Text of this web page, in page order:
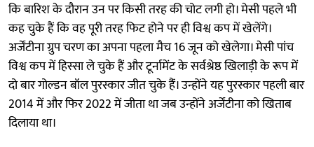
कि बारिश के दौरान उन पर किसी तरह की चोट लगी हो। मेसी पहले भी
कह चुके हैं कि वह पूरी तरह फिट होने पर ही विश्व कप में खेलेंगे।
अर्जेंटीना ग्रुप चरण का अपना पहला मैच 16 जून को खेलेगा। मेसी पांच
विश्व कप में हिस्सा ले चुके हैं और टूर्नामेंट के सर्वश्रेष्ठ खिलाड़ी के रूप में
दो बार गोल्डन बॉल पुरस्कार जीत चुके हैंं। उन्होंने यह पुरस्कार पहली बार
2014 में और फिर 2022 में जीता था जब उन्होंने अर्जेंटीना को खिताब
दिलाया था।